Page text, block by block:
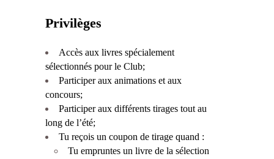
Privilèges
Accès aux livres spécialement
sélectionnés pour le Club;
Participer aux animations et aux
concours;
Participer aux différents tirages tout au
long de l’été;
Tu reçois un coupon de tirage quand :
Tu empruntes un livre de la sélection